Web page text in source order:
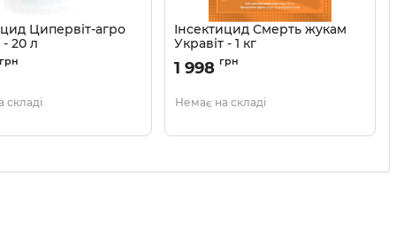
Ципервіт-агро
- 20 л
13035020
грн
складі
Інсектицид Смерть жукам
Укравіт - 1 кг
Артикул: 13035015
1 998 грн
Немає на складі